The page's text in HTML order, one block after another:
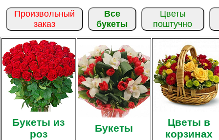
Произвольный
заказ
Все
букеты
Цветы
поштучно
Букеты из
роз
Букеты
Цветы в
корзинах